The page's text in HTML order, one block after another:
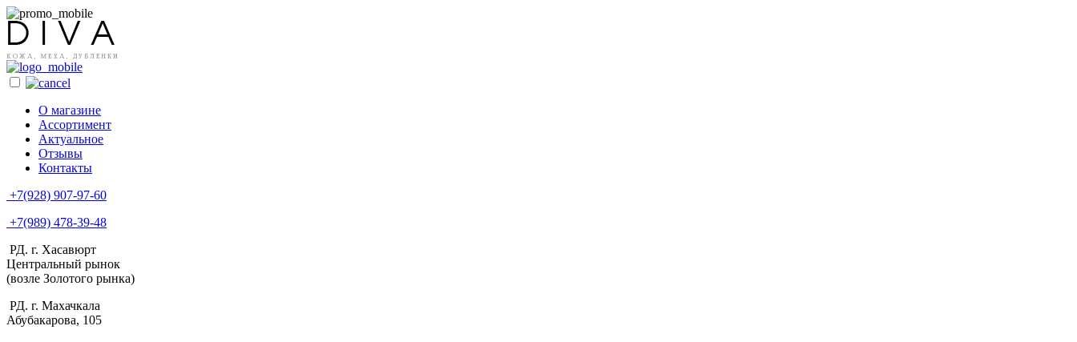
О магазине
Ассортимент
Актуальное
Отзывы
Контакты
+7(928) 907-97-60
+7(989) 478-39-48
РД. г. Хасавюрт
Центральный рынок
(возле Золотого рынка)
РД. г. Махачкала
Абубакарова, 105